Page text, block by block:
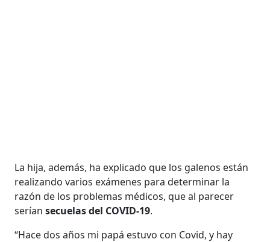
La hija, además, ha explicado que los galenos están
realizando varios exámenes para determinar la
razón de los problemas médicos, que al parecer
seríansecuelas del COVID-19.
“Hace dos años mi papá estuvo con Covid, y hay